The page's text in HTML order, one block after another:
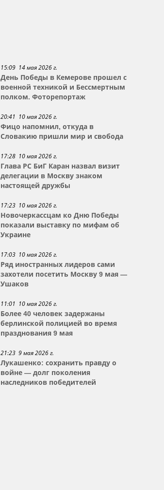
15:09 14 мая 2026 г.
День Победы в Кемерове прошел с
военной техникой и Бессмертным
полком. Фоторепортаж
20:41 10 мая 2026 г.
Фицо напомнил, откуда в
Словакию пришли мир и свобода
17:28 10 мая 2026 г.
Глава РС БиГ Каран назвал визит
делегации в Москву знаком
настоящей дружбы
17:23 10 мая 2026 г.
Новочеркассцам ко Дню Победы
показали выставку по мифам об
Украине
17:03 10 мая 2026 г.
Ряд иностранных лидеров сами
захотели посетить Москву 9 мая —
Ушаков
11:01 10 мая 2026 г.
Более 40 человек задержаны
берлинской полицией во время
празднования 9 мая
21:23 9 мая 2026 г.
Лукашенко: сохранить правду о
войне — долг поколения
наследников победителей